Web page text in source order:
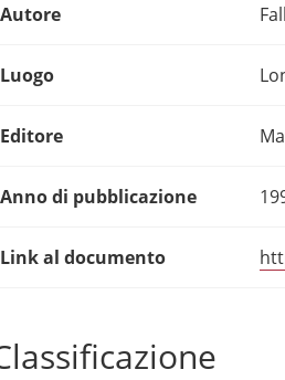
Autore
Luogo
Editore
Anno di pubblicazione
Link al documento